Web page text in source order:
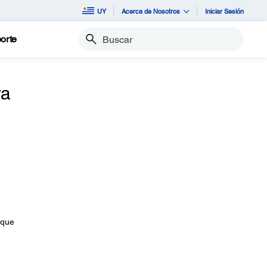
UY Acerca de Nosotros Iniciar Sesión
Buscar